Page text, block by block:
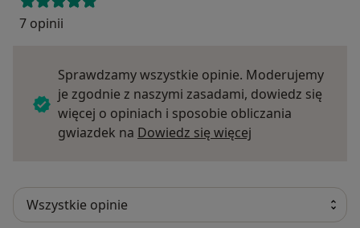
7 opinii
Sprawdzamy wszystkie opinie. Moderujemy
je zgodnie z naszymi zasadami, dowiedz się
więcej o opiniach i sposobie obliczania
gwiazdek na Dowiedz się więcej